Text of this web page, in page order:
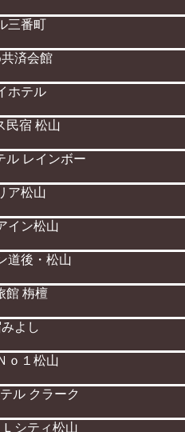
三番町
共済会館
ホテル
民宿 松山
ル レインボー
ア松山
イン松山
道後・松山
館 栴檀
よし
ｏ１松山
ル クラーク
シティ松山